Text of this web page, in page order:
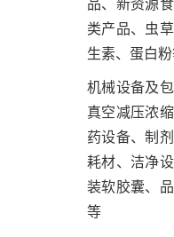
品、新资源
类产品、虫
生素、蛋白
机械设备及
真空减压浓
药设备、制
耗材、洁净
装软胶囊、
等